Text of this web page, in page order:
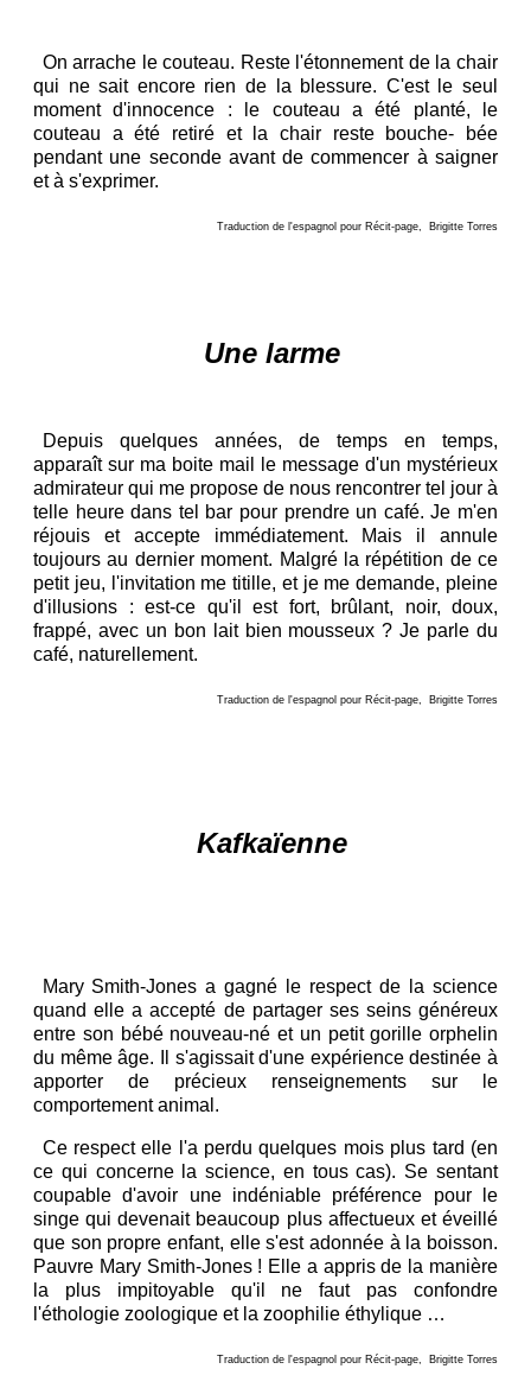
On arrache le couteau. Reste l'étonnement de la chair
qui ne sait encore rien de la blessure. C'est le seul
moment d'innocence : le couteau a été planté, le
couteau a été retiré et la chair reste bouche- bée
pendant une seconde avant de commencer à saigner
et à s'exprimer.
Traduction de l'espagnol pour Récit-page, Brigitte Torres
Une larme
Depuis quelques années, de temps en temps,
apparaît sur ma boite mail le message d'un mystérieux
admirateur qui me propose de nous rencontrer tel jour à
telle heure dans tel bar pour prendre un café. Je m'en
réjouis et accepte immédiatement. Mais il annule
toujours au dernier moment. Malgré la répétition de ce
petit jeu, l'invitation me titille, et je me demande, pleine
d'illusions : est-ce qu'il est fort, brûlant, noir, doux,
frappé, avec un bon lait bien mousseux ? Je parle du
café, naturellement.
Traduction de l'espagnol pour Récit-page, Brigitte Torres
Kafkaïenne
Mary Smith-Jones a gagné le respect de la science
quand elle a accepté de partager ses seins généreux
entre son bébé nouveau-né et un petit gorille orphelin
du même âge. Il s'agissait d'une expérience destinée à
apporter de précieux renseignements sur le
comportement animal.
Ce respect elle l'a perdu quelques mois plus tard (en
ce qui concerne la science, en tous cas). Se sentant
coupable d'avoir une indéniable préférence pour le
singe qui devenait beaucoup plus affectueux et éveillé
que son propre enfant, elle s'est adonnée à la boisson.
Pauvre Mary Smith-Jones ! Elle a appris de la manière
la plus impitoyable qu'il ne faut pas confondre
l'éthologie zoologique et la zoophilie éthylique …
Traduction de l'espagnol pour Récit-page, Brigitte Torres